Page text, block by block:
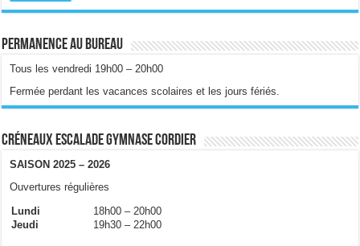
Permanence au bureau
Tous les vendredi 19h00 – 20h00
Fermée perdant les vacances scolaires et les jours fériés.
Créneaux escalade gymnase Cordier
SAISON 2025 – 2026
Ouvertures régulières
Lundi
18h00 – 20h00
Jeudi
19h30 – 22h00